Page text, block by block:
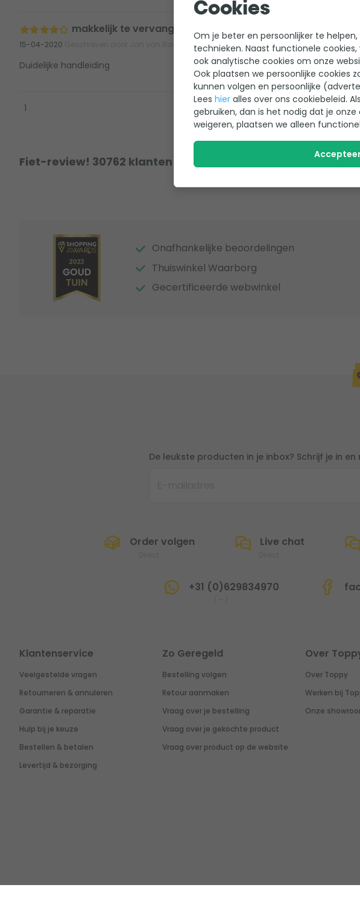
makkelijk te vervangen
15-04-2020
Duidelijke handleiding
1
Fiet-review! 30762 klanten hebben al een review achter
Onafhankelijke beoordelingen
Thuiswinkel Waarborg
Gecertificeerde webwinkel
De leukste producten in je inbox? Schrijf je in
Order volgen Live chat
+31 (0)629834970
Klantenservice
Veelgestelde vragen
Retourneren & annuleren
Garantie & reparatie
Hulp bij je keuze
Bestellen & betalen
Levertijd & bezorging
Zo Geregeld
Bestelling volgen
Retour aanmaken
Vraag over je bestelling
Vraag over je gekochte product
Vraag over product op de website
Over
Over Toppy
Werken bij
Onze
Cookies
Om je beter en persoonlijker te
technieken. Naast functionele
ook analytische cookies om onze
Ook plaatsen we persoonlijke cookies
kunnen volgen en persoonlijke
Lees hier alles over ons cookiebeleid.
gebruiken, dan is het nodig dat je
weigeren, plaatsen we alleen